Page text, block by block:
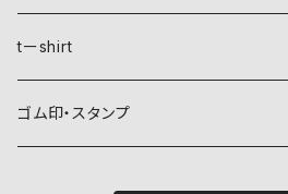
稲妻
霞
植物紋
葵
動物紋
自然紋
稲妻
植物紋
tーshirt
ゴム印・スタンプ